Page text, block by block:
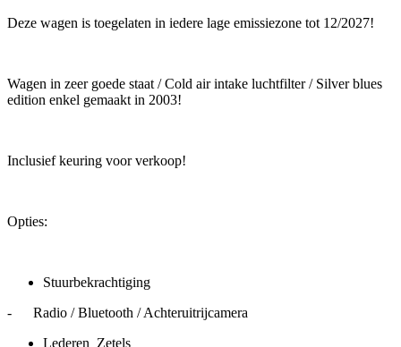
Deze wagen is toegelaten in iedere lage emissiezone tot 12/2027!
Wagen in zeer goede staat / Cold air intake luchtfilter / Silver blues
edition enkel gemaakt in 2003!
Inclusief keuring voor verkoop!
Opties:
Stuurbekrachtiging
- Radio / Bluetooth / Achteruitrijcamera
Lederen Zetels